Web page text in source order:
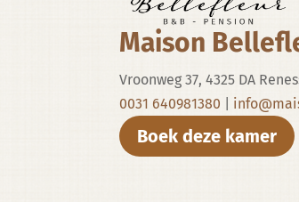
Maison
Vroonweg 37, 4325 DA
0031 640981380
Boek deze kamer